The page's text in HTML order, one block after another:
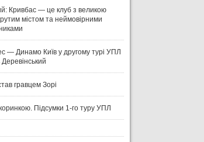
Кривбас — це клуб з великою
містом та неймовірними
— Динамо Київ у другому турі УПЛ
гравцем Зорі
Підсумки 1-го туру УПЛ